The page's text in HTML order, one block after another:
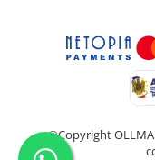
©Copyright OLLMA